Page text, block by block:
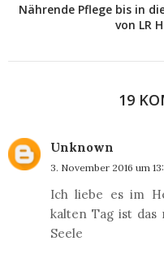
Nährende Pflege bis in
von LR
19
Unknown
3. November 2016 um
Ich liebe es im
kalten Tag ist das
Seele